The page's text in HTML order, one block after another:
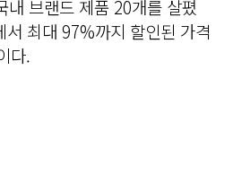
내 브랜드 제품 20개를 살폈
최대 97%까지 할인된 가격
다.